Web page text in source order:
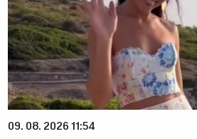
09. 08. 2026 11:54